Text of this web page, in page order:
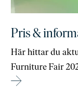
Pris &
Här hittar du
Furniture Fair
→